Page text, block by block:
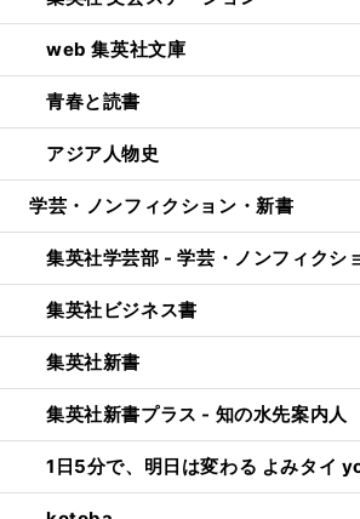
web 集英社文庫
青春と読書
アジア人物史
学芸・ノンフィクション・新書
集英社学芸部 - 学芸・ノンフィクシ
集英社ビジネス書
集英社新書
集英社新書プラス - 知の水先案内人
1日5分で、明日は変わる よみタイ